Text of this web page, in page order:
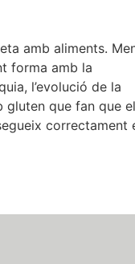
amb aliments.
forma amb la
l’evolució de la
gluten que fan que el
correctament